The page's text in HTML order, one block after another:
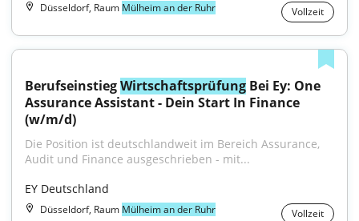
Düsseldorf, Raum Mülheim an der Ruhr Vollzeit
Berufseinstieg Wirtschaftsprüfung Bei Ey: One
Assurance Assistant - Dein Start In Finance
(w/m/d)
Die Position ist deutschlandweit im Bereich Assurance,
Audit und Finance ausgeschrieben - mit...
EY Deutschland
Düsseldorf, Raum Mülheim an der Ruhr Vollzeit